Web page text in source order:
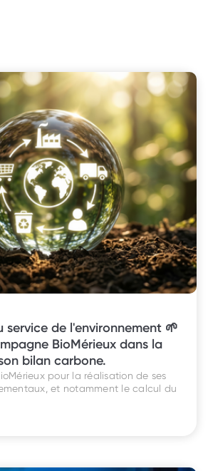
service de l'environnement 🌱
BioMérieux dans la
bilan carbone.
pour la réalisation de ses
et notamment le calcul du